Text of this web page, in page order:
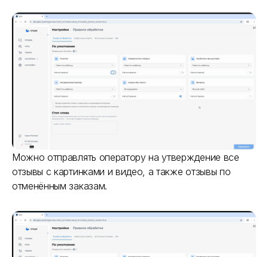
Можно отправлять оператору на утверждение все
отзывы с картинками и видео, а также отзывы по
отменённым заказам.
Email
Заказать демонстрацию
Я прочитал и согласен с условиями Лицензионного договора
Пользовательского соглашения
конфиденциальности
Быть в курсе новостей и акций (редко и по делу)